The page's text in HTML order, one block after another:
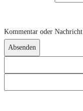
Kommentar oder Nachricht
Absenden